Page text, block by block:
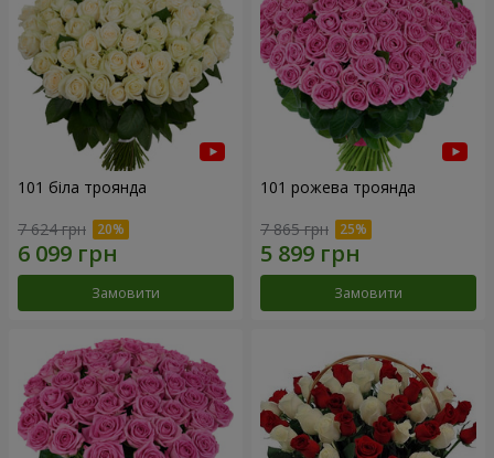
101 біла троянда
7 624 грн
Замовити
101 рожева троянда
7 865 грн
Замовити